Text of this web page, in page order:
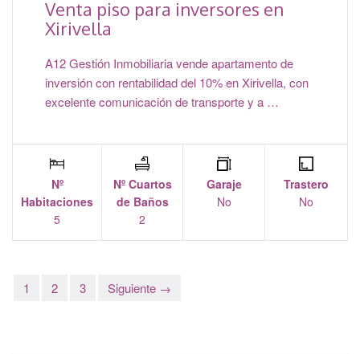
Venta piso para inversores en
Xirivella
A12 Gestión Inmobiliaria vende apartamento de
inversión con rentabilidad del 10% en Xirivella, con
excelente comunicación de transporte y a …
Nº
Habitaciones
5
Nº Cuartos
de Baños
2
Garaje
No
Trastero
No
1 2 3 Siguiente →